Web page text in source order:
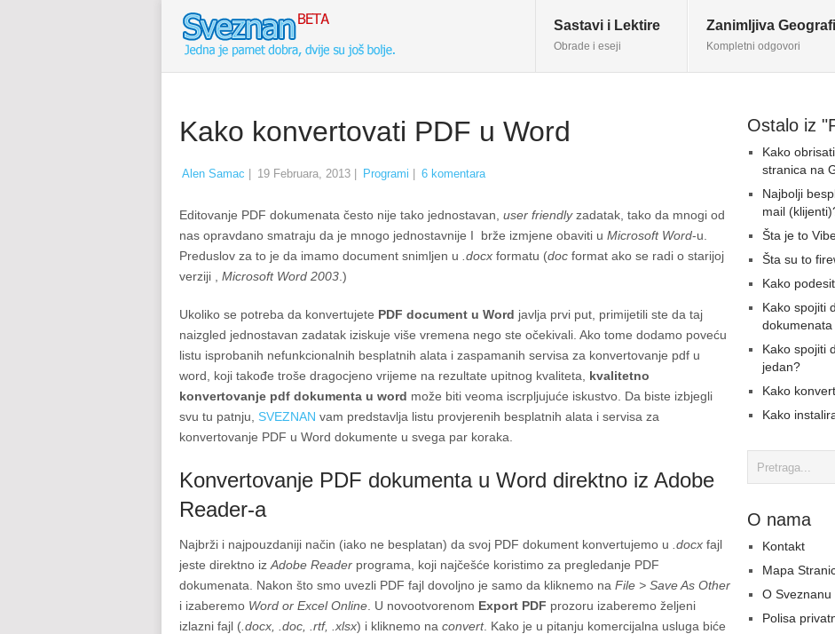
Sastavi i Lektire
Obrade i eseji
Zanimljiva
Kompletni odgovori
Kako konvertovati PDF u Word
Alen Samac 19 Februara, 2013 Programi 6 komentara
Editovanje PDF dokumenata često nije tako jednostavan, user friendlyzadatak, tako da mnogi od
nas opravdano smatraju da je mnogo jednostavnije I brže izmjene obaviti u Microsoft Word-u.
Preduslov za to je da imamo document snimljen u .docx formatu (doc format ako se radi o starijoj
verziji , Microsoft Word 2003 .)
Ukoliko se potreba da konvertujete PDF document u Word javlja prvi put, primijetili ste da taj
naizgled jednostavan zadatak iziskuje više vremena nego ste očekivali. Ako tome dodamo poveću
listu isprobanih nefunkcionalnih besplatnih alata i zaspamanih servisa za konvertovanje pdf u
word, koji takođe troše dragocjeno vrijeme na rezultate upitnog kvaliteta, kvalitetno
konvertovanje pdf dokumenta u word može biti veoma iscrpljujuće iskustvo. Da biste izbjegli
svu tu patnju, SVEZNAN vam predstavlja listu provjerenih besplatnih alata i servisa za
konvertovanje PDF u Word dokumente u svega par koraka.
Konvertovanje PDF dokumenta u Word direktno iz Adobe
Reader-a
Najbrži i najpouzdaniji način (iako ne besplatan) da svoj PDF dokument konvertujemo u .docx fajl
jeste direktno iz Adobe Reader programa, koji najčešće koristimo za pregledanje PDF
dokumenata. Nakon što smo uvezli PDF fajl dovoljno je samo da kliknemo na File > Save As Other
i izaberemo Word or Excel Online . U novootvorenom Export PDF prozoru izaberemo željeni
izlazni fajl ( .docx, .doc, .rtf, .xlsx) i kliknemo na convert. Kako je u pitanju komercijalna usluga biće
Ostalo iz
Kako
stranica na
Najbolji
mail
Šta je to
Šta su to
Kako
Kako spojiti
Kako spojiti
jedan?
Kako
Kako
O nama
Kontakt
Mapa
O Sveznanu
Polisa